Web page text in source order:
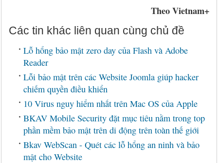
Theo Vietnam+
Các tin khác liên quan cùng chủ đề
Lỗ hổng bảo mật zero day của Flash và Adobe
Reader
Lỗi bảo mật trên các Website Joomla giúp hacker
chiếm quyền điều khiển
10 Virus nguy hiểm nhất trên Mac OS của Apple
BKAV Mobile Security đặt mục tiêu nằm trong top
phần mềm bảo mật trên di động trên toàn thế giới
Bkav WebScan - Quét các lỗ hổng an ninh và bảo
mật cho Website